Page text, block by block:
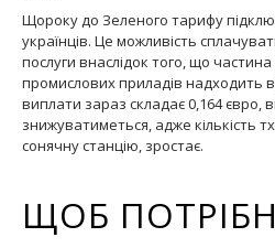
Щороку до Зеленого тарифу
українців. Це можливість
послуги внаслідок того, що
промислових приладів надходить
виплати зараз складає 0,164 євро,
знижуватиметься, адже кількість
сонячну станцію, зростає.
ЩОБ